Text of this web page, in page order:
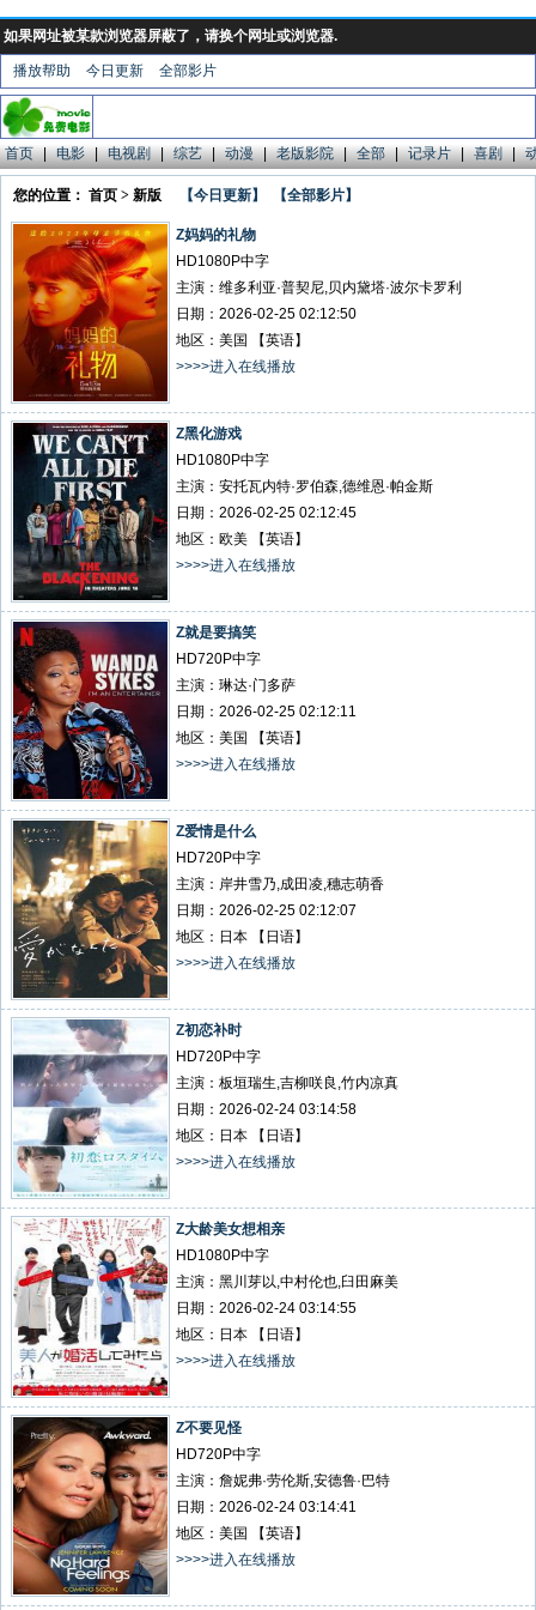
如果网址被某款浏览器屏蔽了，请换个网址或浏览器.
播放帮助 今日更新 全部影片
首页 | 电影 | 电视剧 | 综艺 | 动漫 | 老版影院 | 全部 | 记录片 | 喜剧 |
您的位置： 首页 > 新版 【今日更新】 【全部影片】
Z妈妈的礼物
HD1080P中字
主演：维多利亚·普契尼,贝内黛塔·波尔卡罗利
日期：2026-02-25 02:12:50
地区：美国 【英语】
>>>>进入在线播放
Z黑化游戏
HD1080P中字
主演：安托瓦内特·罗伯森,德维恩·帕金斯
日期：2026-02-25 02:12:45
地区：欧美 【英语】
>>>>进入在线播放
Z就是要搞笑
HD720P中字
主演：琳达·门多萨
日期：2026-02-25 02:12:11
地区：美国 【英语】
>>>>进入在线播放
Z爱情是什么
HD720P中字
主演：岸井雪乃,成田凌,穗志萌香
日期：2026-02-25 02:12:07
地区：日本 【日语】
>>>>进入在线播放
Z初恋补时
HD720P中字
主演：板垣瑞生,吉柳咲良,竹内凉真
日期：2026-02-24 03:14:58
地区：日本 【日语】
>>>>进入在线播放
Z大龄美女想相亲
HD1080P中字
主演：黑川芽以,中村伦也,臼田麻美
日期：2026-02-24 03:14:55
地区：日本 【日语】
>>>>进入在线播放
Z不要见怪
HD720P中字
主演：詹妮弗·劳伦斯,安德鲁·巴特
日期：2026-02-24 03:14:41
地区：美国 【英语】
>>>>进入在线播放